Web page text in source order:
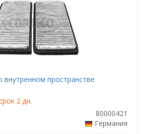
внутренном пространстве
2 дн.
80000421
Германия